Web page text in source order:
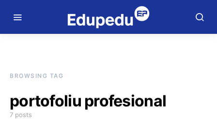
BROWSING TAG
portofoliu profesional
7 posts